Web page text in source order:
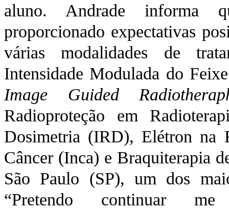
aluno. Andrade informa
proporcionado expectativas
várias modalidades de
Intensidade Modulada do
Image Guided
Radioproteção em
Dosimetria (IRD), Elétron na
Câncer (Inca) e Braquiterapia
São Paulo (SP), um dos
“Pretendo continuar